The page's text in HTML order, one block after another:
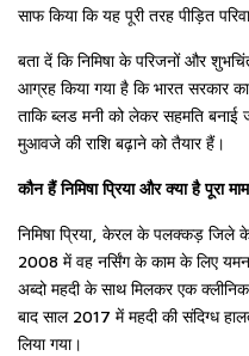
साफ किया कि यह पूरी तरह पीड़ित
बता दें कि निमिषा के परिजनों और
आग्रह किया गया है कि भारत सरकार
ताकि ब्लड मनी को लेकर सहमति
मुआवजे की राशि बढ़ाने को तैयार हैं।
कौन हैं निमिषा प्रिया और क्या है पूरा
निमिषा प्रिया, केरल के पलक्कड़ जिले
2008 में वह नर्सिंग के काम के लिए
अब्दो महदी के साथ मिलकर एक
बाद साल 2017 में महदी की संदिग्ध
लिया गया।